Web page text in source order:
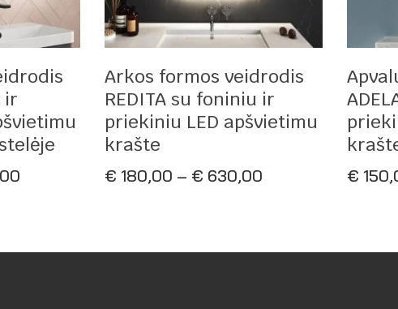
ir
Price
Arkos formos veidrodis
REDITA su foniniu ir
priekiniu LED apšvietimu
krašte
€ 180,00 – € 630,00 €